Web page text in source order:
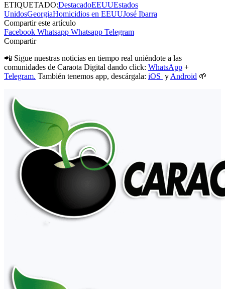
ETIQUETADO:DestacadoEEUUEstados
UnidosGeorgiaHomicidios en EEUUJosé Ibarra
Compartir este artículo
Facebook Whatsapp Whatsapp Telegram
Compartir
📲 Sigue nuestras noticias en tiempo real uniéndote a las
comunidades de Caraota Digital dando click: WhatsApp +
Telegram. También tenemos app, descárgala: iOS yAndroid 🌱